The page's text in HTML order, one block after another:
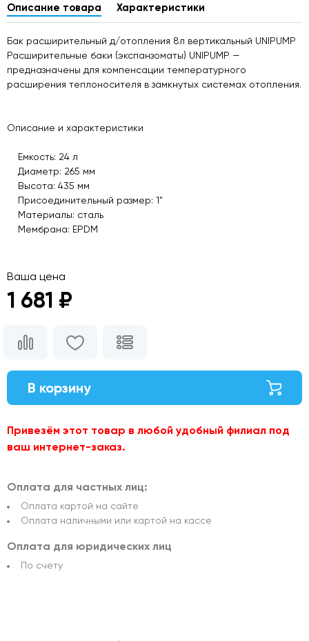
Описание товара Характеристики
Бак расширительный д/отопления 8л вертикальный UNIPUMP
Расширительные баки (экспанзоматы) UNIPUMP —
предназначены для компенсации температурного
расширения теплоносителя в замкнутых системах отопления.
Описание и характеристики
Емкость: 24 л
Диаметр: 265 мм
Высота: 435 мм
Присоединительный размер: 1"
Материалы: сталь
Мембрана: EPDM
Ваша цена
1 681 ₽
В корзину
Привезём этот товар в любой удобный филиал под
ваш интернет-заказ.
Оплата для частных лиц:
Оплата картой на сайте
Оплата наличными или картой на кассе
Оплата для юридических лиц
По счету